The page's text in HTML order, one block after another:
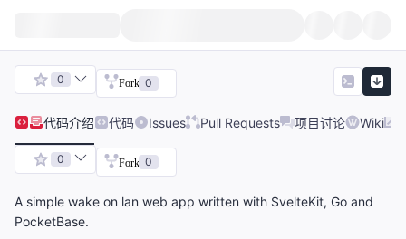
0 Fork 0
代码介绍 代码 Issues Pull Requests 项目讨论 Wiki
0 Fork 0
A simple wake on lan web app written with SvelteKit, Go and
PocketBase.